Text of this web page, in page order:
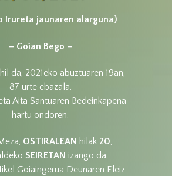
Irureta jaunaren alarguna)
– Goian Bego –
da, 2021eko abuztuaren 19an,
87 urte ebazala.
Aita Santuaren Bedeinkapena
hartu ondoren.
OSTIRALEAN hilak 20,
SEIRETAN izango da
Goiaingerua Deunaren Eleiz